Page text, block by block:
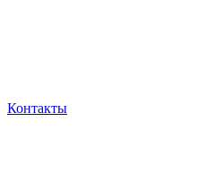
Контакты